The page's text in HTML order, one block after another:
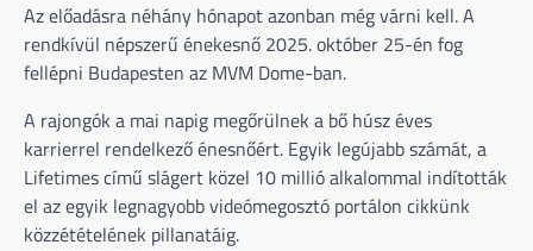
Az előadásra néhány hónapot azonban még várni kell. A
rendkívül népszerű énekesnő 2025. október 25-én fog
fellépni Budapesten az MVM Dome-ban.
A rajongók a mai napig megőrülnek a bő húsz éves
karrierrel rendelkező énesnőért. Egyik legújabb számát, a
Lifetimes című slágert közel 10 millió alkalommal indították
el az egyik legnagyobb videómegosztó portálon cikkünk
közzétételének pillanatáig.